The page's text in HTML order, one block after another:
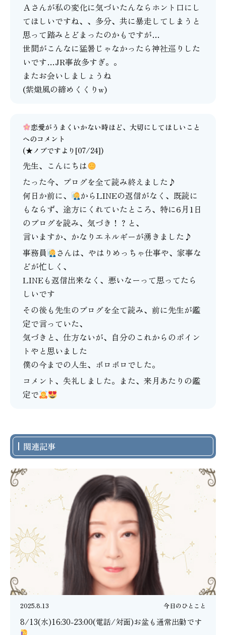
Ａさんが私の変化に気づいたんならホント口にし
てほしいですね、、多分、共に暴走してしまうと
思って踏みとどまったのかもですが…
世間がこんなに猛暑じゃなかったら神社巡りした
いです…JR事故多すぎ。。
またお会いしましょうね
(紫熾風の締めくくりw)
恋愛がうまくいかない時ほど、大切にしてほしいこと
へのコメント
(★ノブですより[07/24])
先生、こんにちは
たった今、ブログを全て読み終えました♪
何日か前に、
からLINEの返信がなく、既読に
もならず、途方にくれていたところ、特に6月1日
のブログを読み、気づき！？と、
言いますか、かなりエネルギーが湧きました♪
事務員
さんは、やはりめっちゃ仕事や、家事な
どが忙しく、
LINEも返信出来なく、悪いなーって思ってたら
しいです
その後も先生のブログを全て読み、前に先生が鑑
定で言っていた、
気づきと、仕方ないが、自分のこれからのポイン
トやと思いました
僕の今までの人生、ボロボロでした。
コメント、失礼しました。また、来月あたりの鑑
定で
関連記事
2025.8.13 今日のひとこと
8/13(水)16:30-23:00(電話/対面)お盆も通常出勤です